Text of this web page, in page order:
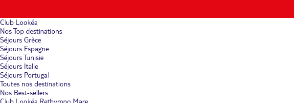
Club Lookéa
Nos Top destinations
Séjours Grèce
Séjours Espagne
Séjours Tunisie
Séjours Italie
Séjours Portugal
Toutes nos destinations
Nos Best-sellers